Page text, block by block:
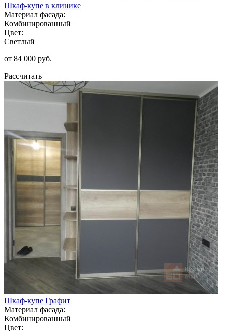
Шкаф-купе в клинике
Материал фасада:
Комбинированный
Цвет:
Светлый
от 84 000 руб.
Рассчитать
Шкаф-купе Графит
Материал фасада:
Комбинированный
Цвет: